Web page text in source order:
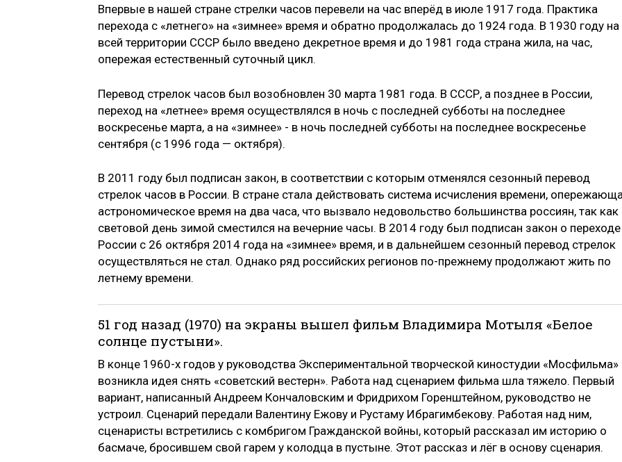
Впервые в нашей стране стрелки часов перевели на час вперёд в июле 1917 года. Практика
перехода с «летнего» на «зимнее» время и обратно продолжалась до 1924 года. В 1930 году на
всей территории СССР было введено декретное время и до 1981 года страна жила, на час,
опережая естественный суточный цикл.
Перевод стрелок часов был возобновлен 30 марта 1981 года. В СССР, а позднее в России,
переход на «летнее» время осуществлялся в ночь с последней субботы на последнее
воскресенье марта, а на «зимнее» - в ночь последней субботы на последнее воскресенье
сентября (с 1996 года — октября).
В 2011 году был подписан закон, в соответствии с которым отменялся сезонный перевод
стрелок часов в России. В стране стала действовать система исчисления времени,
астрономическое время на два часа, что вызвало недовольство большинства россиян, так как
световой день зимой сместился на вечерние часы. В 2014 году был подписан закон о переходе
России с 26 октября 2014 года на «зимнее» время, и в дальнейшем сезонный перевод стрелок
осуществляться не стал. Однако ряд российских регионов по-прежнему продолжают жить по
летнему времени.
51 год назад (1970) на экраны вышел фильм Владимира Мотыля «Белое
солнце пустыни».
В конце 1960-х годов у руководства Экспериментальной творческой киностудии «Мосфильма»
возникла идея снять «советский вестерн». Работа над сценарием фильма шла тяжело. Первый
вариант, написанный Андреем Кончаловским и Фридрихом Горенштейном, руководство не
устроил. Сценарий передали Валентину Ежову и Рустаму Ибрагимбекову. Работая над ним,
сценаристы встретились с комбригом Гражданской войны, который рассказал им историю о
басмаче, бросившем свой гарем у колодца в пустыне. Этот рассказ и лёг в основу сценария.